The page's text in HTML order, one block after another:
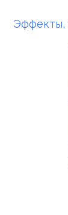
Эффекты,